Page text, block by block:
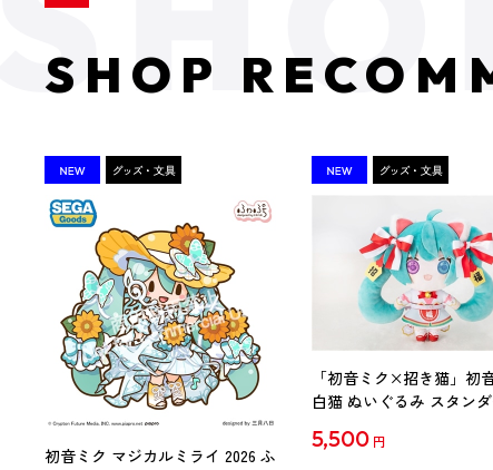
SHOP
初音ミク マジカルミライ 2026 ふ
「初音ミク×招き猫」初
白猫 ぬいぐるみ スタン
5,500 円